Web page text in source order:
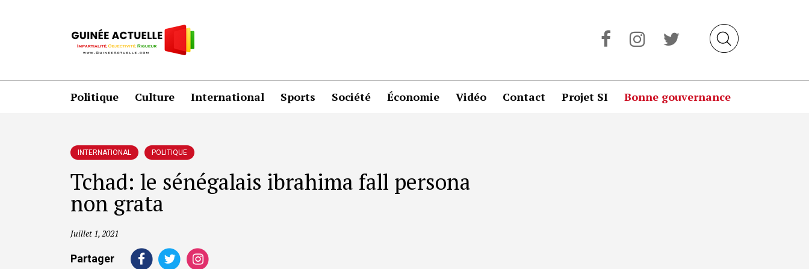
Politique Culture International Sports Société Économie Vidéo Contact Projet SI Bonne gouvernance
INTERNATIONAL POLITIQUE
Tchad: le sénégalais ibrahima fall persona
non grata
Juillet 1, 2021
Partager